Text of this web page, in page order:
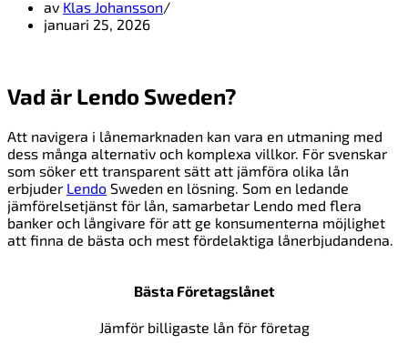
av Klas Johansson
januari 25, 2026
Vad är Lendo Sweden?
Att navigera i lånemarknaden kan vara en utmaning med
dess många alternativ och komplexa villkor. För svenskar
som söker ett transparent sätt att jämföra olika lån
erbjuder Lendo Sweden en lösning. Som en ledande
jämförelsetjänst för lån, samarbetar Lendo med flera
banker och långivare för att ge konsumenterna möjlighet
att finna de bästa och mest fördelaktiga lånerbjudandena.
Bästa Företagslånet
Jämför billigaste lån för företag